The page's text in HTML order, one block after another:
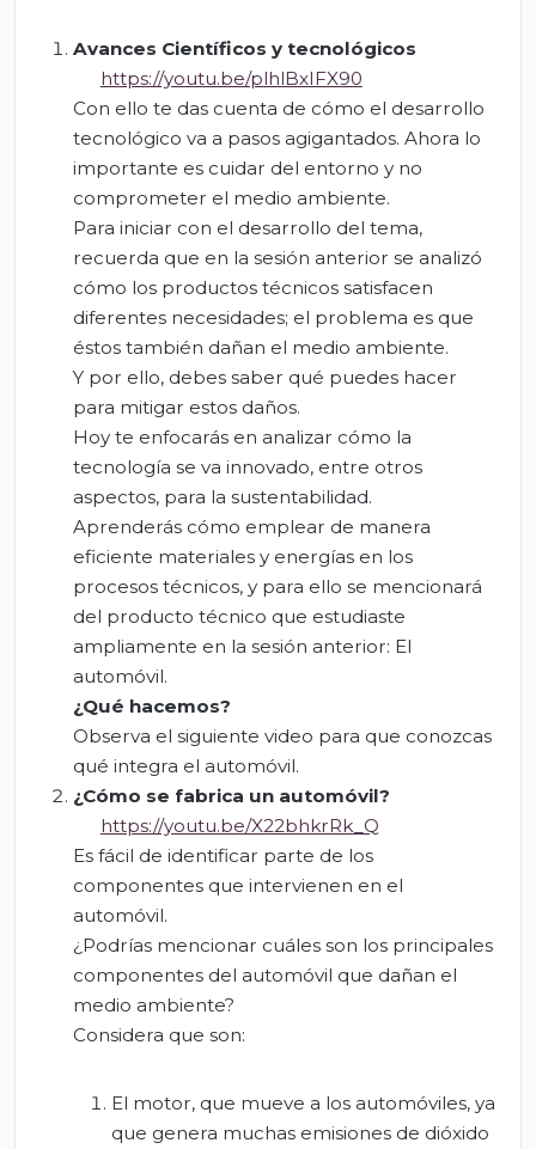
Avances Científicos y tecnológicos
https://youtu.be/plhlBxIFX90
Con ello te das cuenta de cómo el desarrollo
tecnológico va a pasos agigantados. Ahora lo
importante es cuidar del entorno y no
comprometer el medio ambiente.
Para iniciar con el desarrollo del tema,
recuerda que en la sesión anterior se analizó
cómo los productos técnicos satisfacen
diferentes necesidades; el problema es que
éstos también dañan el medio ambiente.
Y por ello, debes saber qué puedes hacer
para mitigar estos daños.
Hoy te enfocarás en analizar cómo la
tecnología se va innovado, entre otros
aspectos, para la sustentabilidad.
Aprenderás cómo emplear de manera
eficiente materiales y energías en los
procesos técnicos, y para ello se mencionará
del producto técnico que estudiaste
ampliamente en la sesión anterior: El
automóvil.
¿Qué hacemos?
Observa el siguiente video para que conozcas
qué integra el automóvil.
¿Cómo se fabrica un automóvil?
https://youtu.be/X22bhkrRk_Q
Es fácil de identificar parte de los
componentes que intervienen en el
automóvil.
¿Podrías mencionar cuáles son los principales
componentes del automóvil que dañan el
medio ambiente?
Considera que son:
El motor, que mueve a los automóviles, ya
que genera muchas emisiones de dióxido